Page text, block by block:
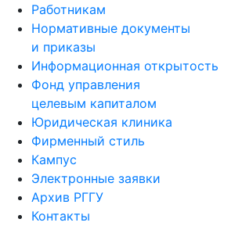
Нормативные документы
и приказы
Информационная открытость
Фонд управления
целевым капиталом
Юридическая клиника
Фирменный стиль
Кампус
Электронные заявки
Архив РГГУ
Контакты
Противодействие коррупции